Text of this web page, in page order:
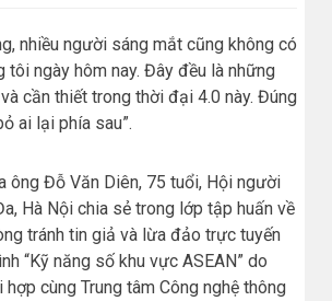
nhiều người sáng mắt cũng không có
tôi ngày hôm nay. Đây đều là những
cần thiết trong thời đại 4.0 này. Đúng
ai lại phía sau”.
ông Đỗ Văn Diên, 75 tuổi, Hội người
Hà Nội chia sẻ trong lớp tập huấn về
tránh tin giả và lừa đảo trực tuyến
“Kỹ năng số khu vực ASEAN” do
hợp cùng Trung tâm Công nghệ thông